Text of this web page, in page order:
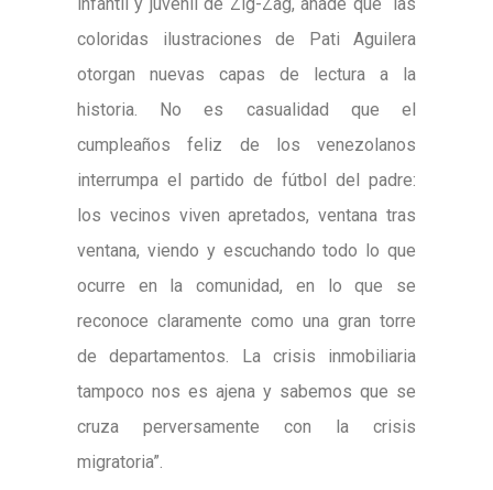
coloridas ilustraciones de Pati Aguilera
otorgan nuevas capas de lectura a la
historia. No es casualidad que el
cumpleaños feliz de los venezolanos
interrumpa el partido de fútbol del padre:
los vecinos viven apretados, ventana tras
ventana, viendo y escuchando todo lo que
ocurre en la comunidad, en lo que se
reconoce claramente como una gran torre
de departamentos. La crisis inmobiliaria
tampoco nos es ajena y sabemos que se
cruza perversamente con la crisis
migratoria”.